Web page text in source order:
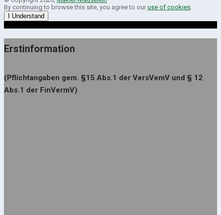
By continuing to browse this site, you agree to our use of cookies
I Understand
Erstinformation
(Pflichtangaben gem. §15 Abs.1 der VersVemV und § 12
Abs.1 der FinVermV)